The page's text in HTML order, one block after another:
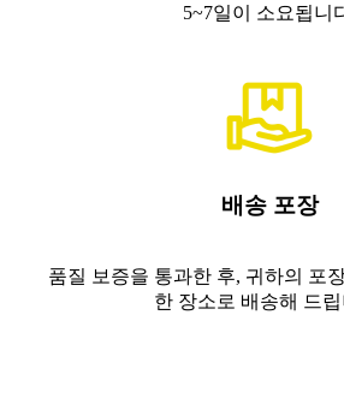
5~7일이 소요됩니
배송 포장
품질 보증을 통과한 후, 귀하의 포
한 장소로 배송해 드